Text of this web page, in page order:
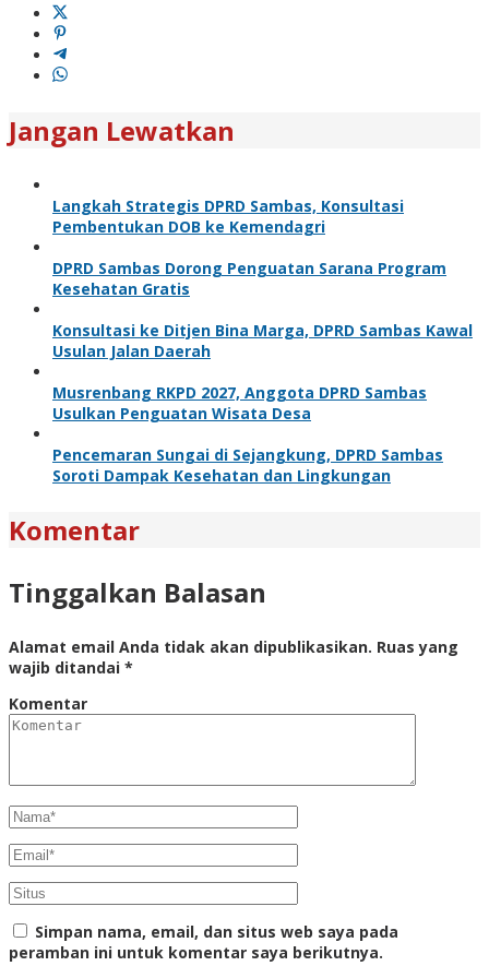
Jangan Lewatkan
Langkah Strategis DPRD Sambas, Konsultasi
Pembentukan DOB ke Kemendagri
DPRD Sambas Dorong Penguatan Sarana Program
Kesehatan Gratis
Konsultasi ke Ditjen Bina Marga, DPRD Sambas Kawal
Usulan Jalan Daerah
Musrenbang RKPD 2027, Anggota DPRD Sambas
Usulkan Penguatan Wisata Desa
Pencemaran Sungai di Sejangkung, DPRD Sambas
Soroti Dampak Kesehatan dan Lingkungan
Komentar
Tinggalkan Balasan
Alamat email Anda tidak akan dipublikasikan. Ruas yang
wajib ditandai *
Komentar
Simpan nama, email, dan situs web saya pada
peramban ini untuk komentar saya berikutnya.